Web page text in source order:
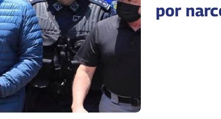
por